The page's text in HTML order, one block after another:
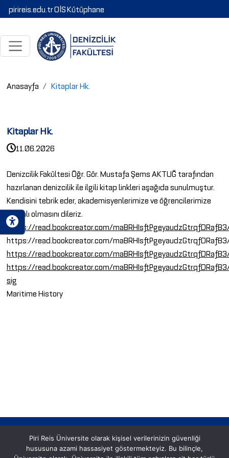
pirireis.edu.trOİSKütüphane
Anasayfa Kitaplar Hk.
Kitaplar Hk.
11.06.2026
Denizcilik Fakültesi Öğr. Gör. Mustafa Şems AKTUĞ tarafından
hazırlanan denizcilik ile ilgili kitap linkleri aşağıda sunulmuştur.
Kendisini tebrik eder, akademisyenlerimize ve öğrencilerimize
faydalı olmasını dileriz.
https://read.bookcreator.com/maBRHIsftPgeyaudzGtrqfDRafB3/
https://read.bookcreator.com/
https://read.bookcreator.com/maBRHIsftPgeyaudzGtrqfDRafB3/
https://read.bookcreator.com/
sig
Maritime History
Piri Reis Üniversite olarak kişisel verilerinizin güvenliği
hususuna azami hassasiyet göstermekteyiz. Bu bilinçle,